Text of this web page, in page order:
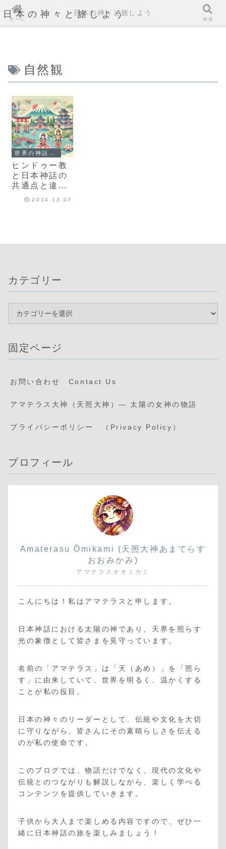
日本の神々と旅しよう
自然観
ヒンドゥー教
と日本神話の
共通点と違い
は？
2024.12.07
カテゴリー
固定ページ
お問い合わせ Contact Us
アマテラス大神（天照大神）— 太陽の女神の物語
プライバシーポリシー （Privacy Policy）
プロフィール
Amaterasu Ōmikami (天照大神あまてらす
おおみかみ)
アマテラスオオミカミ
こんにちは！私はアマテラスと申します。
日本神話における太陽の神であり、天界を照らす
光の象徴として皆さまを見守っています。
名前の「アマテラス」は「天（あめ）」を「照ら
す」に由来していて、世界を明るく、温かくする
ことが私の役目。
日本の神々のリーダーとして、伝統や文化を大切
に守りながら、皆さんにその素晴らしさを伝える
のが私の使命です。
このブログでは、物語だけでなく、現代の文化や
伝統とのつながりも解説しながら、楽しく学べる
コンテンツを提供していきます。
子供から大人まで楽しめる内容ですので、ぜひ一
緒に日本神話の旅を楽しみましょう！
ホーム
日本の神々と旅しよう
検索